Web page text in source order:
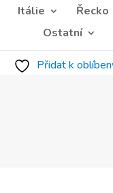
Itálie Řecko
Ostatní
Přidat k